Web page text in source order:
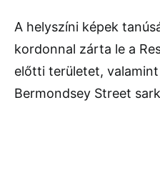
A helyszíni képek
kordonnal zárta le a
előtti területet,
Bermondsey Street